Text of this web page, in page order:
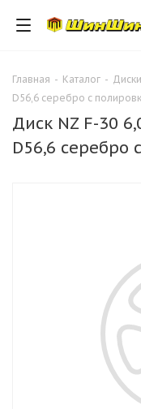
Главная - Каталог - Диски
D56,6 серебро с
Диск NZ F-30
D56,6 серебро